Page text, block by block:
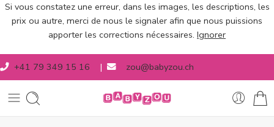
Si vous constatez une erreur, dans les images, les descriptions, les
prix ou autre, merci de nous le signaler afin que nous puissions
apporter les corrections nécessaires. Ignorer
+41 79 349 15 16 | zou@babyzou.ch